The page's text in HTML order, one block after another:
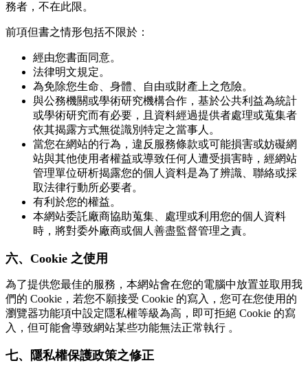
務者，不在此限。
前項但書之情形包括不限於：
經由您書面同意。
法律明文規定。
為免除您生命、身體、自由或財產上之危險。
與公務機關或學術研究機構合作，基於公共利益為統計
或學術研究而有必要，且資料經過提供者處理或蒐集者
依其揭露方式無從識別特定之當事人。
當您在網站的行為，違反服務條款或可能損害或妨礙網
站與其他使用者權益或導致任何人遭受損害時，經網站
管理單位研析揭露您的個人資料是為了辨識、聯絡或採
取法律行動所必要者。
有利於您的權益。
本網站委託廠商協助蒐集、處理或利用您的個人資料
時，將對委外廠商或個人善盡監督管理之責。
六、Cookie 之使用
為了提供您最佳的服務，本網站會在您的電腦中放置並取用我
們的 Cookie，若您不願接受 Cookie 的寫入，您可在您使用的
瀏覽器功能項中設定隱私權等級為高，即可拒絕 Cookie 的寫
入，但可能會導致網站某些功能無法正常執行 。
七、隱私權保護政策之修正